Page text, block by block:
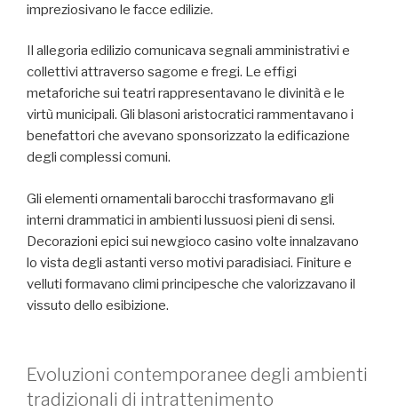
impreziosivano le facce edilizie.
Il allegoria edilizio comunicava segnali amministrativi e
collettivi attraverso sagome e fregi. Le effigi
metaforiche sui teatri rappresentavano le divinità e le
virtù municipali. Gli blasoni aristocratici rammentavano i
benefattori che avevano sponsorizzato la edificazione
degli complessi comuni.
Gli elementi ornamentali barocchi trasformavano gli
interni drammatici in ambienti lussuosi pieni di sensi.
Decorazioni epici sui newgioco casino volte innalzavano
lo vista degli astanti verso motivi paradisiaci. Finiture e
velluti formavano climi principesche che valorizzavano il
vissuto dello esibizione.
Evoluzioni contemporanee degli ambienti
tradizionali di intrattenimento